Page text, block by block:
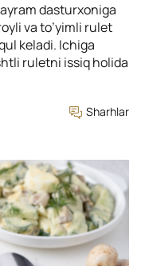
dasturxoniga
va to’yimli rulet
keladi. Ichiga
ruletni issiq holida
Sharhlar